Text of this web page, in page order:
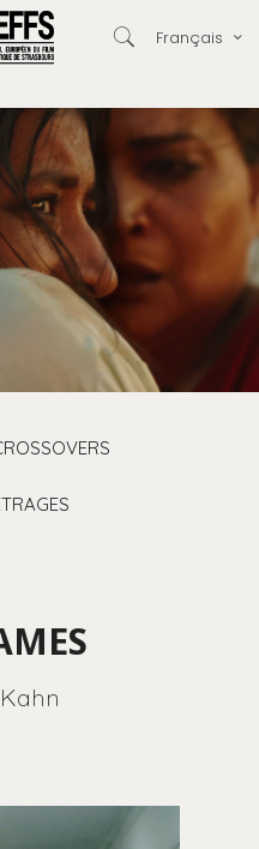
Français